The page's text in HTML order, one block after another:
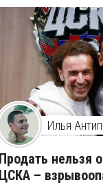
Илья
Продать нельзя
ЦСКА –